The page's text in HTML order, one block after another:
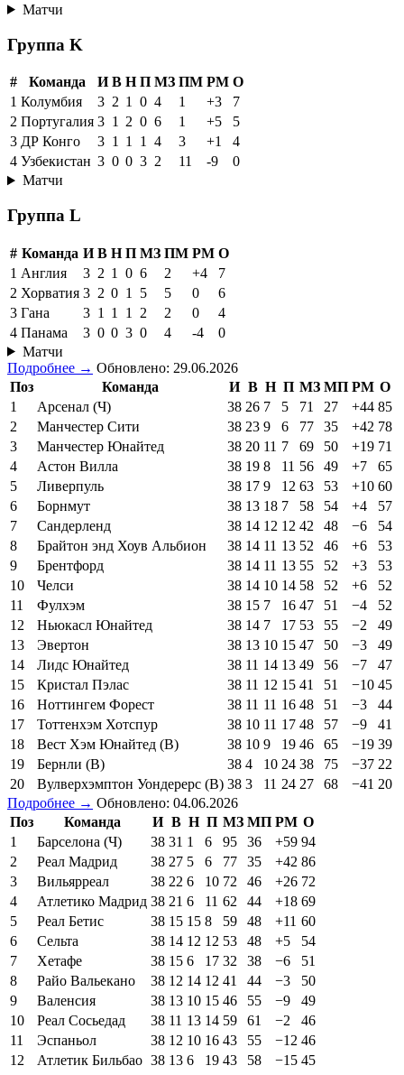
Матчи
Группа K
# Команда И В Н П МЗ ПМ РМ О
1 Колумбия 3 2 1 0 4 1 +3
7
2 Португалия 3 1 2 0 6 1 +5
5
3 ДР Конго 3 1 1 1 4 3 +1
4
4 Узбекистан 3 0 0 3 2 11 -9
0
Матчи
Группа L
# Команда И В Н П МЗ ПМ РМ О
1 Англия 3 2 1 0 6 2 +4
7
2 Хорватия 3 2 0 1 5 5 0
6
3 Гана 3 1 1 1 2 2 0
4
4 Панама 3 0 0 3 0 4 -4
0
Матчи
Подробнее → Обновлено: 29.06.2026
Поз
Команда И В Н П МЗ МП РМ О
1
Арсенал (Ч) 38 26 7 5 71 27 +44 85
2
Манчестер Сити 38 23 9 6 77 35 +42 78
3
Манчестер Юнайтед 38 20 11 7 69 50 +19 71
4
Астон Вилла 38 19 8 11 56 49 +7
65
5
Ливерпуль 38 17 9 12 63 53 +10 60
6
Борнмут 38 13 18 7 58 54 +4
57
7
Сандерленд 38 14 12 12 42 48 −6
54
8
Брайтон энд Хоув Альбион 38 14 11 13 52 46 +6
53
9
Брентфорд 38 14 11 13 55 52 +3
53
10
Челси 38 14 10 14 58 52 +6
52
11
Фулхэм 38 15 7 16 47 51 −4
52
12
Ньюкасл Юнайтед 38 14 7 17 53 55 −2
49
13
Эвертон 38 13 10 15 47 50 −3
49
14
Лидс Юнайтед 38 11 14 13 49 56 −7
47
15
Кристал Пэлас 38 11 12 15 41 51 −10 45
16
Ноттингем Форест 38 11 11 16 48 51 −3
44
17
Тоттенхэм Хотспур 38 10 11 17 48 57 −9
41
18
Вест Хэм Юнайтед (В) 38 10 9 19 46 65 −19 39
19
Бернли (В) 38 4 10 24 38 75 −37 22
20
Вулверхэмптон Уондерерс (В) 38 3 11 24 27 68 −41 20
Подробнее → Обновлено: 04.06.2026
Поз
Команда И В Н П МЗ МП РМ О
1
Барселона (Ч) 38 31 1 6 95 36 +59 94
2
Реал Мадрид 38 27 5 6 77 35 +42 86
3
Вильярреал 38 22 6 10 72 46 +26 72
4
Атлетико Мадрид 38 21 6 11 62 44 +18 69
5
Реал Бетис 38 15 15 8 59 48 +11 60
6
Сельта 38 14 12 12 53 48 +5
54
7
Хетафе 38 15 6 17 32 38 −6
51
8
Райо Вальекано 38 12 14 12 41 44 −3
50
9
Валенсия 38 13 10 15 46 55 −9
49
10
Реал Сосьедад 38 11 13 14 59 61 −2
46
11
Эспаньол 38 12 10 16 43 55 −12 46
12
Атлетик Бильбао 38 13 6 19 43 58 −15 45